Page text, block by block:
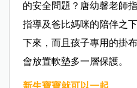
的安全問題？唐幼馨老師
指導及爸比媽咪的陪伴之
下來，而且孩子專用的掛
會放置軟墊多一層保護。